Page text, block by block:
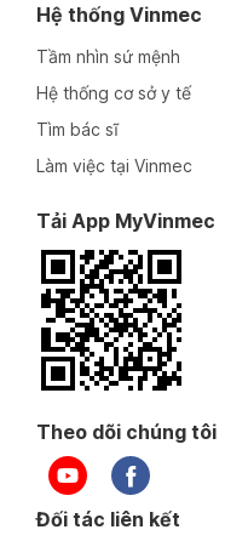
Hệ thống Vinmec
Tầm nhìn sứ mệnh
Hệ thống cơ sở y tế
Tìm bác sĩ
Làm việc tại Vinmec
Tải App MyVinmec
Theo dõi chúng tôi
Đối tác liên kết